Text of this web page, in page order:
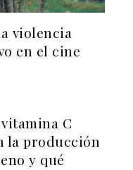
violencia
en el cine
C
la producción
y qué